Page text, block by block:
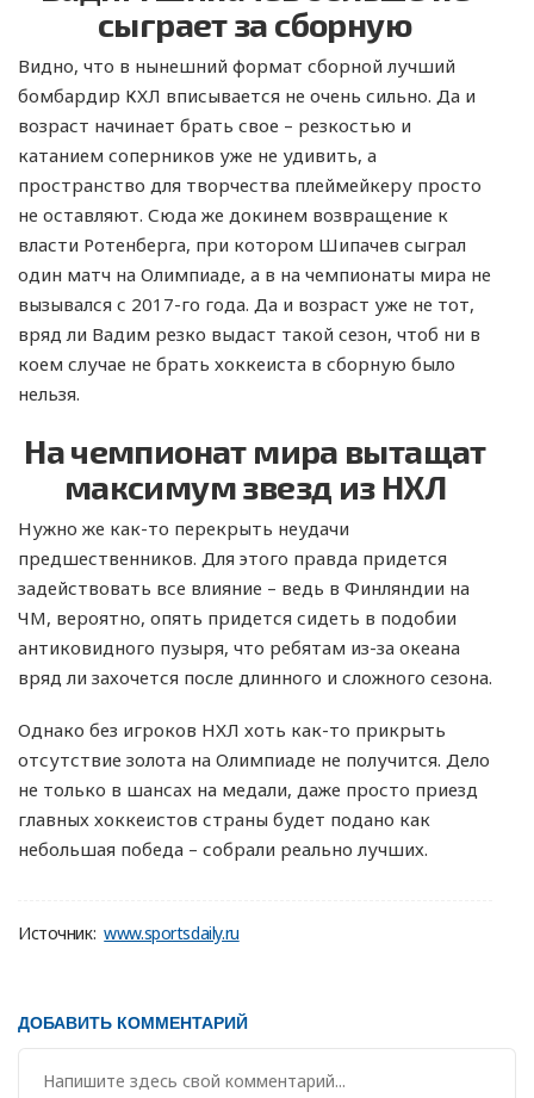
сыграет за сборную
Видно, что в нынешний формат сборной лучший
бомбардир КХЛ вписывается не очень сильно. Да и
возраст начинает брать свое – резкостью и
катанием соперников уже не удивить, а
пространство для творчества плеймейкеру просто
не оставляют. Сюда же докинем возвращение к
власти Ротенберга, при котором Шипачев сыграл
один матч на Олимпиаде, а в на чемпионаты мира не
вызывался с 2017-го года. Да и возраст уже не тот,
вряд ли Вадим резко выдаст такой сезон, чтоб ни в
коем случае не брать хоккеиста в сборную было
нельзя.
На чемпионат мира вытащат
максимум звезд из НХЛ
Нужно же как-то перекрыть неудачи
предшественников. Для этого правда придется
задействовать все влияние – ведь в Финляндии на
ЧМ, вероятно, опять придется сидеть в подобии
антиковидного пузыря, что ребятам из-за океана
вряд ли захочется после длинного и сложного сезона.
Однако без игроков НХЛ хоть как-то прикрыть
отсутствие золота на Олимпиаде не получится. Дело
не только в шансах на медали, даже просто приезд
главных хоккеистов страны будет подано как
небольшая победа – собрали реально лучших.
Источник: www.sportsdaily.ru
ДОБАВИТЬ КОММЕНТАРИЙ